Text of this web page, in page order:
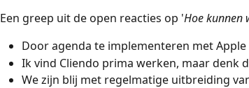
Een greep uit de open reacties op 'Hoe kunnen
Door agenda te implementeren met Apple
Ik vind Cliendo prima werken, maar denk
We zijn blij met regelmatige uitbreiding